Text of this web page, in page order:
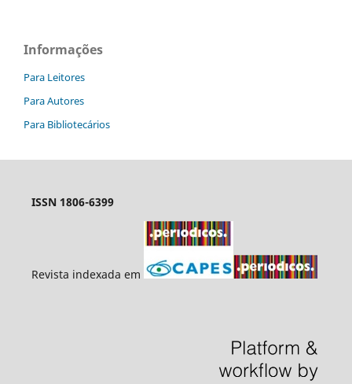
Informações
Para Leitores
Para Autores
Para Bibliotecários
ISSN 1806-6399
Revista indexada em